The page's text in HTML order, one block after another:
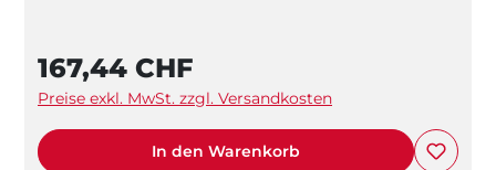
167,44 CHF
Preise exkl. MwSt. zzgl. Versandkosten
In den Warenkorb